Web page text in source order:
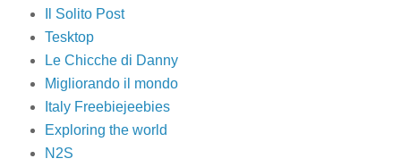
Il Solito Post
Tesktop
Le Chicche di Danny
Migliorando il mondo
Italy Freebiejeebies
Exploring the world
N2S